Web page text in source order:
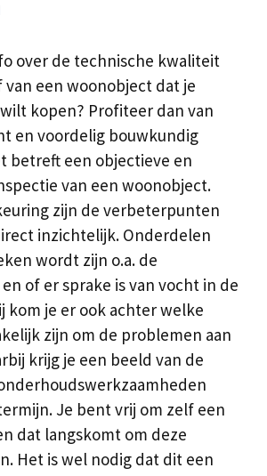
over de technische kwaliteit
van een woonobject dat je
kopen? Profiteer dan van
en voordelig bouwkundig
betreft een objectieve en
van een woonobject.
zijn de verbeterpunten
inzichtelijk. Onderdelen
wordt zijn o.a. de
of er sprake is van vocht in de
kom je er ook achter welke
zijn om de problemen aan
krijg je een beeld van de
Je bent vrij om zelf een
dat langskomt om deze
Het is wel nodig dat dit een